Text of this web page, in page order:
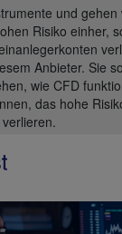
und gehen
Risiko einher,
Anbieter. Sie
wie CFD
das hohe